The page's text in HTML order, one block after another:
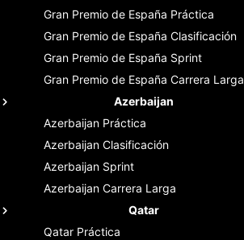
Gran Premio de España Práctica
Gran Premio de España Clasificación
Gran Premio de España Sprint
Gran Premio de España Carrera Larga
Azerbaijan
Azerbaijan Práctica
Azerbaijan Clasificación
Azerbaijan Sprint
Azerbaijan Carrera Larga
Qatar
Qatar Práctica